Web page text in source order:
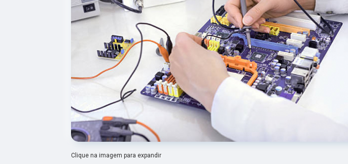
Clique na imagem para expandir